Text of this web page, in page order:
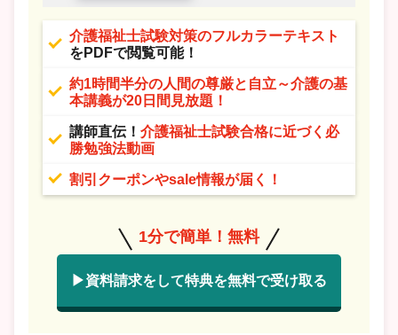
介護福祉士試験対策のフルカラーテキスト
をPDFで閲覧可能！
約1時間半分の人間の尊厳と自立～介護の基
本講義が20日間見放題！
講師直伝！ 介護福祉士試験合格に近づく必
勝勉強法動画
割引クーポンやsale情報が届く！
1分で簡単！無料
▶資料請求をして特典を無料で受け取る